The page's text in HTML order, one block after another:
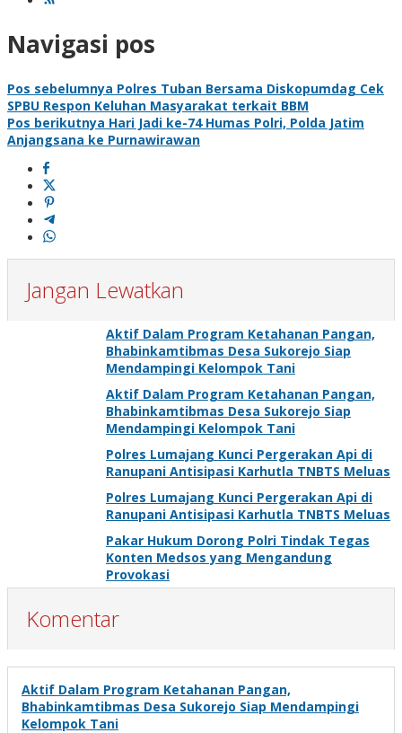
Navigasi pos
Pos sebelumnya Polres Tuban Bersama Diskopumdag Cek
SPBU Respon Keluhan Masyarakat terkait BBM
Pos berikutnya Hari Jadi ke-74 Humas Polri, Polda Jatim
Anjangsana ke Purnawirawan
Jangan Lewatkan
Aktif Dalam Program Ketahanan Pangan,
Bhabinkamtibmas Desa Sukorejo Siap
Mendampingi Kelompok Tani
Aktif Dalam Program Ketahanan Pangan,
Bhabinkamtibmas Desa Sukorejo Siap
Mendampingi Kelompok Tani
Polres Lumajang Kunci Pergerakan Api di
Ranupani Antisipasi Karhutla TNBTS Meluas
Polres Lumajang Kunci Pergerakan Api di
Ranupani Antisipasi Karhutla TNBTS Meluas
Pakar Hukum Dorong Polri Tindak Tegas
Konten Medsos yang Mengandung
Provokasi
Komentar
Aktif Dalam Program Ketahanan Pangan,
Bhabinkamtibmas Desa Sukorejo Siap Mendampingi
Kelompok Tani